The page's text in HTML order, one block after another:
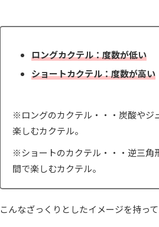
ロングカクテル：度数が低い
ショートカクテル：度数が高い
※ロングのカクテル・・・炭酸やジ
楽しむカクテル。
※ショートのカクテル・・・逆三角
間で楽しむカクテル。
こんなざっくりとしたイメージを持っ